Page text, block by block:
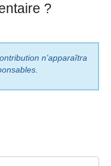
?
n’apparaîtra